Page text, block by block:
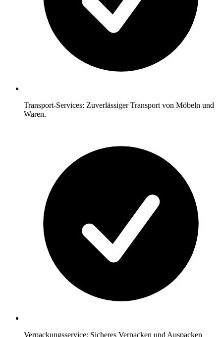
Transport-Services: Zuverlässiger Transport von Möbeln und
Waren.
Verpackungsservice: Sicheres Verpacken und Auspacken